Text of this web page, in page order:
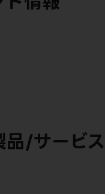
品/サービス